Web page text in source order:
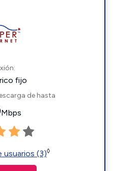
fijo
de hasta
Mbps
usuarios (3)◊